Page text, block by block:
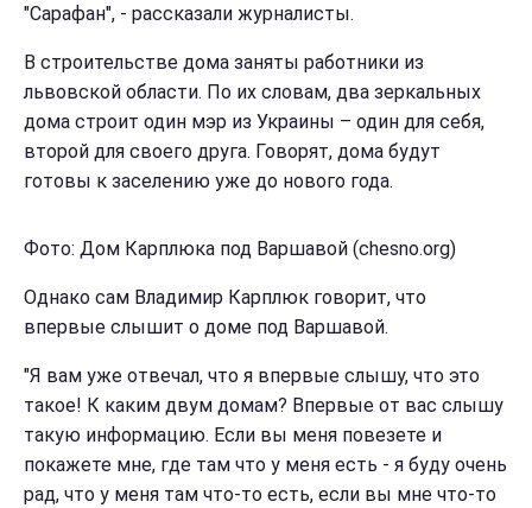
"Сарафан", - рассказали журналисты.
В строительстве дома заняты работники из
львовской области. По их словам, два зеркальных
дома строит один мэр из Украины – один для себя,
второй для своего друга. Говорят, дома будут
готовы к заселению уже до нового года.
Фото: Дом Карплюка под Варшавой (chesno.org)
Однако сам Владимир Карплюк говорит, что
впервые слышит о доме под Варшавой.
"Я вам уже отвечал, что я впервые слышу, что это
такое! К каким двум домам? Впервые от вас слышу
такую информацию. Если вы меня повезете и
покажете мне, где там что у меня есть - я буду очень
рад, что у меня там что-то есть, если вы мне что-то